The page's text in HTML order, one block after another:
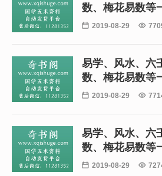
数、梅花易数等
 2019-08-29 
易学、风水、六
数、梅花易数等
 2019-08-29 
易学、风水、六
数、梅花易数等
 2019-08-29 